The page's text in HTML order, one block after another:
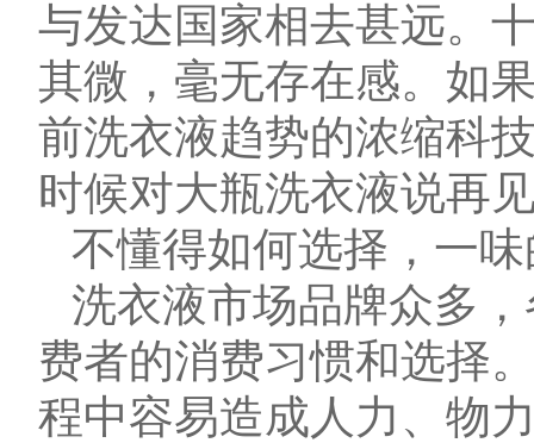
与发达国家相去甚远。
其微，毫无存在感。如
前洗衣液趋势的浓缩科
时候对大瓶洗衣液说再
不懂得如何选择，一
洗衣液市场品牌众多
费者的消费习惯和选择
程中容易造成人力、物